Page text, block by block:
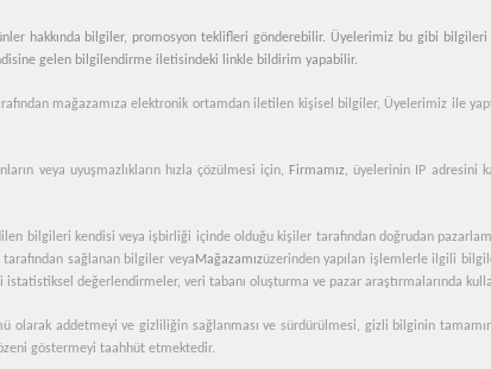
hakkında bilgiler, promosyon teklifleri gönderebilir. Üyelerimiz bu gibi
gelen bilgilendirme iletisindeki linkle bildirim yapabilir.
mağazamıza elektronik ortamdan iletilen kişisel bilgiler, Üyelerimiz ile
veya uyuşmazlıkların hızla çözülmesi için, Firmamız, üyelerinin IP adresini
bilgileri kendisi veya işbirliği içinde olduğu kişiler tarafından doğrudan
sağlanan bilgiler veya Mağazamızüzerinden yapılan işlemlerle ilgili
değerlendirmeler, veri tabanı oluşturma ve pazar araştırmalarında
addetmeyi ve gizliliğin sağlanması ve sürdürülmesi, gizli bilginin
göstermeyi taahhüt etmektedir.